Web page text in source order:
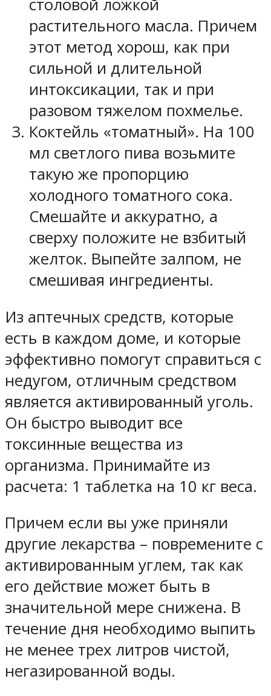
столовой ложкой
растительного масла. Причем
этот метод хорош, как при
сильной и длительной
интоксикации, так и при
разовом тяжелом похмелье.
Коктейль «томатный». На 100
мл светлого пива возьмите
такую же пропорцию
холодного томатного сока.
Смешайте и аккуратно, а
сверху положите не взбитый
желток. Выпейте залпом, не
смешивая ингредиенты.
Из аптечных средств, которые
есть в каждом доме, и которые
эффективно помогут справиться с
недугом, отличным средством
является активированный уголь.
Он быстро выводит все
токсинные вещества из
организма. Принимайте из
расчета: 1 таблетка на 10 кг веса.
Причем если вы уже приняли
другие лекарства – повремените с
активированным углем, так как
его действие может быть в
значительной мере снижена. В
течение дня необходимо выпить
не менее трех литров чистой,
негазированной воды.